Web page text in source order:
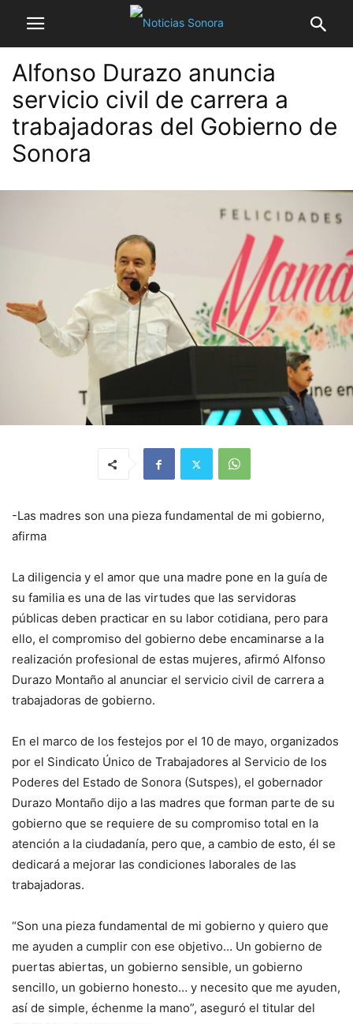
Alfonso Durazo anuncia
servicio civil de carrera a
trabajadoras del Gobierno de
Sonora
-Las madres son una pieza fundamental de mi gobierno,
afirma
La diligencia y el amor que una madre pone en la guía de
su familia es una de las virtudes que las servidoras
públicas deben practicar en su labor cotidiana, pero para
ello, el compromiso del gobierno debe encaminarse a la
realización profesional de estas mujeres, afirmó Alfonso
Durazo Montaño al anunciar el servicio civil de carrera a
trabajadoras de gobierno.
En el marco de los festejos por el 10 de mayo, organizados
por el Sindicato Único de Trabajadores al Servicio de los
Poderes del Estado de Sonora (Sutspes), el gobernador
Durazo Montaño dijo a las madres que forman parte de su
gobierno que se requiere de su compromiso total en la
atención a la ciudadanía, pero que, a cambio de esto, él se
dedicará a mejorar las condiciones laborales de las
trabajadoras.
“Son una pieza fundamental de mi gobierno y quiero que
me ayuden a cumplir con ese objetivo… Un gobierno de
puertas abiertas, un gobierno sensible, un gobierno
sencillo, un gobierno honesto… y necesito que me ayuden,
así de simple, échenme la mano”, aseguró el titular del